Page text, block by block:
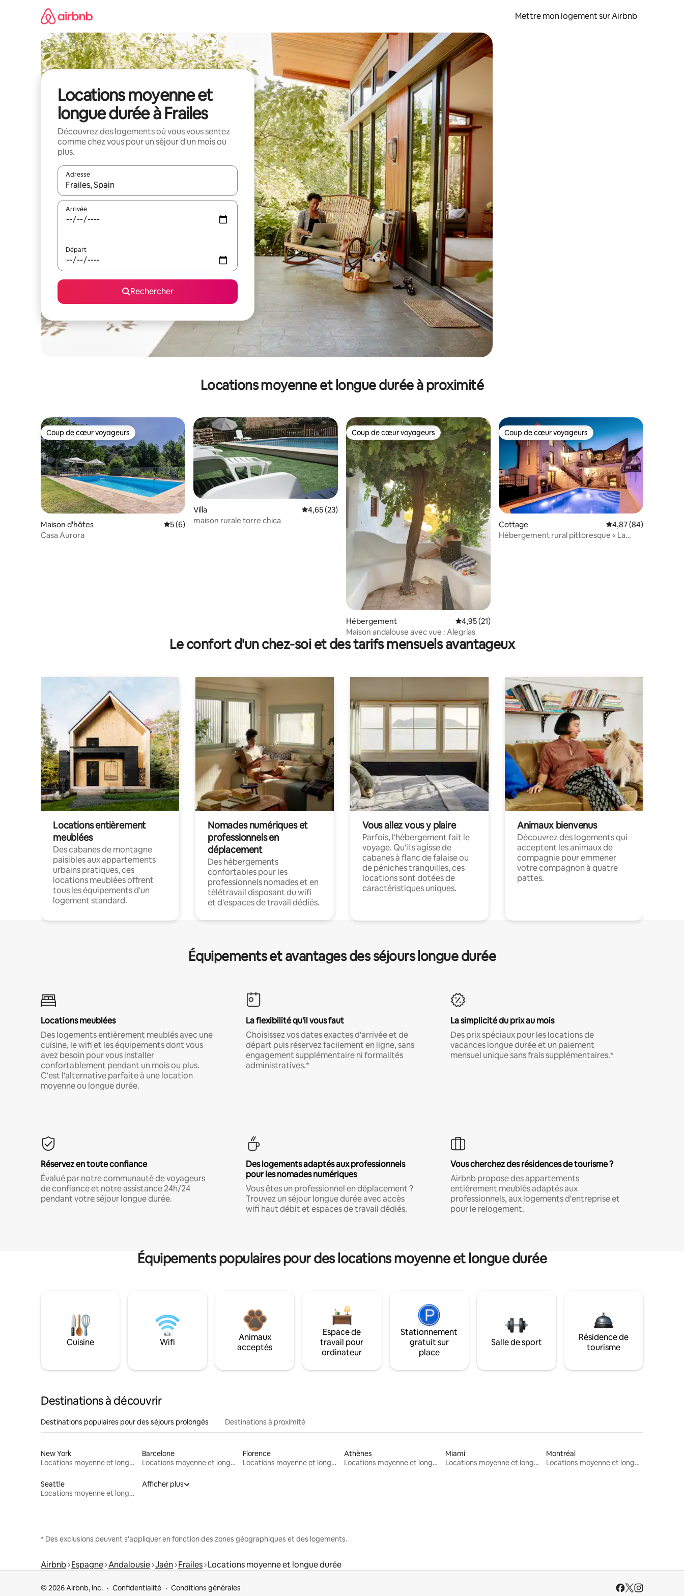
Mettre mon logement sur Airbnb
Locations moyenne et
longue durée à Frailes
Découvrez des logements où vous vous sentez
comme chez vous pour un séjour d'un mois ou
plus.
Adresse
Lorsque les résultats s'affichent, utilisez les flèches vers le haut et vers le bas pour les parcourir ou en appuyant et en faisant glisser.
Arrivée
Départ
Rechercher
Locations moyenne et longue durée à proximité
Coup de cœur voyageurs
Coup de cœur voyageurs
Maison d'hôtes Évaluation moyenne sur la base de 6 commentaires : 5 sur 5
5 (6)
Casa Aurora
Villa Évaluation moyenne sur la base de 23 commentaires : 4,65 sur 5
4,65 (23)
maison rurale torre chica
Coup de cœur voyageurs
Coup de cœur voyageurs
Hébergement Évaluation moyenne sur la base de 21 commentaires : 4,95 sur 5
4,95 (21)
Maison andalouse avec vue : Alegrías
Coup de cœur voyageurs
Coup de cœur voyageurs
Cottage Évaluation moyenne
4,87 (84)
Hébergement rural pittoresque « La
Le confort d'un chez-soi et des tarifs mensuels avantageux
Locations entièrement
meublées
Des cabanes de montagne
paisibles aux appartements
urbains pratiques, ces
locations meublées offrent
tous les équipements d'un
logement standard.
Nomades numériques et
professionnels en
déplacement
Des hébergements
confortables pour les
professionnels nomades et en
télétravail disposant du wifi
et d'espaces de travail dédiés.
Vous allez vous y plaire
Parfois, l'hébergement fait le
voyage. Qu'il s'agisse de
cabanes à flanc de falaise ou
de péniches tranquilles, ces
locations sont dotées de
caractéristiques uniques.
Animaux bienvenus
Découvrez des logements qui
acceptent les animaux de
compagnie pour emmener
votre compagnon à quatre
pattes.
Équipements et avantages des séjours longue durée
Locations meublées
Des logements entièrement meublés avec une
cuisine, le wifi et les équipements dont vous
avez besoin pour vous installer
confortablement pendant un mois ou plus.
C'est l'alternative parfaite à une location
moyenne ou longue durée.
La flexibilité qu'il vous faut
Choisissez vos dates exactes d'arrivée et de
départ puis réservez facilement en ligne, sans
engagement supplémentaire ni formalités
administratives.*
La simplicité du prix au mois
Des prix spéciaux pour les locations de
vacances longue durée et un paiement
mensuel unique sans frais supplémentaires.*
Réservez en toute confiance
Évalué par notre communauté de voyageurs
de confiance et notre assistance 24h/24
pendant votre séjour longue durée.
Des logements adaptés aux professionnels
pour les nomades numériques
Vous êtes un professionnel en déplacement ?
Trouvez un séjour longue durée avec accès
wifi haut débit et espaces de travail dédiés.
Vous cherchez des résidences de tourisme ?
Airbnb propose des appartements
entièrement meublés adaptés aux
professionnels, aux logements d'entreprise et
pour le relogement.
Équipements populaires pour des locations moyenne et longue durée
Cuisine Wifi
Animaux
acceptés
Espace de
travail pour
ordinateur
Stationnement
gratuit sur
place
Salle de sport
Résidence de
tourisme
Destinations à découvrir
Destinations populaires pour des séjours prolongés Destinations à proximité
New York
Locations moyenne et longue durée
Barcelone
Locations moyenne et longue durée
Florence
Locations moyenne et longue durée
Athènes
Locations moyenne et longue durée
Miami
Locations moyenne et longue durée
Montréal
Locations moyenne et longue durée
Seattle
Locations moyenne et longue durée
Afficher plus
* Des exclusions peuvent s'appliquer en fonction des zones géographiques et des logements.
Airbnb Espagne Andalousie Jaén Frailes Locations moyenne et longue durée
© 2026 Airbnb, Inc. Confidentialité Conditions générales